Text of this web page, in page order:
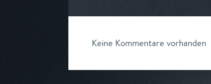
Keine Kommentare vorhanden